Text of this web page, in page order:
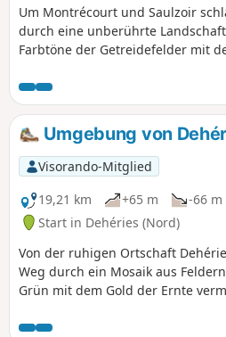
Um Montrécourt und Saulzoir
durch eine unberührte
Farbtöne der Getreidefelder mit
Atempause, begleitet vom Gesang
leichten Duft der Wildkräuter.
zu kleinen lebhaften Dörfern
die Authentizität ihrer
Atmosphäre. Eine perfekte Route,
entfliehen und den einfachen
Cambrésis zu genießen.
Umgebung von
Visorando-Mitglied
19,21 km
+65 m -66 m
Start in Dehéries (Nord)
Von der ruhigen Ortschaft
Weg durch ein Mosaik aus
Grün mit dem Gold der Ernte
pulsierenden Herzen der Region,